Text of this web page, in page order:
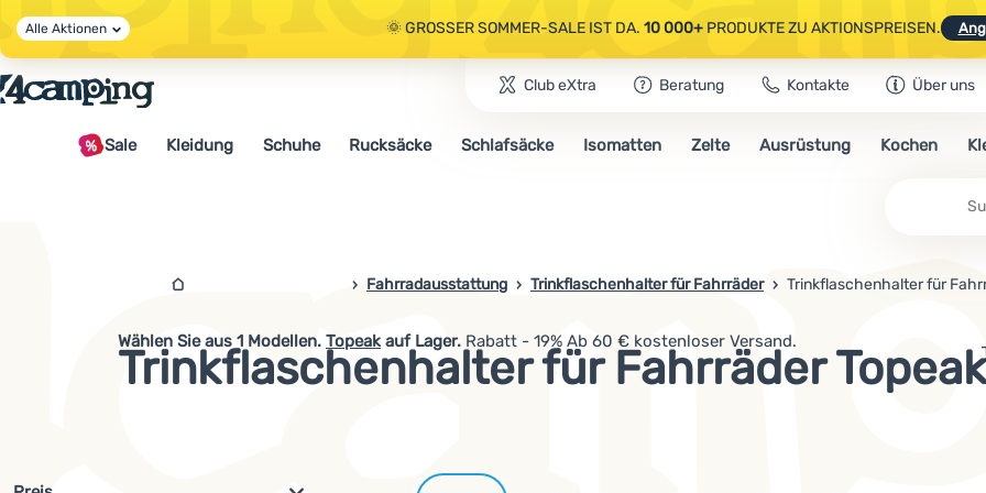
🌞 GROSSER SOMMER-SALE IST DA. 10 000+PRODUKTE ZU AKTIONSPREISEN.
🤫 - 10 % AUF AUSGEWÄHLTE CAMPING- & WANDERAUSRÜSTUNG.CODEOUT10
🌞 GROSSER SOMMER-SALE IST DA.10 000+PRODUKTE ZU AKTIONSPREISEN.
Alle Aktionen
Club eXtra Beratung Kontakte Über uns
Sale Kleidung Schuhe Rucksäcke Schlafsäcke Isomatten Zelte Ausrüstung Kochen
4camping.at
Fahrradausstattung Trinkflaschenhalter für Fahrräder Trinkflaschenhalter für
Trinkflaschenhalter für Fahrräder Topeak
Wählen Sie aus 1 Modellen. Topeak auf Lager. Rabatt - 19% Ab 60 € kostenloser Versand.